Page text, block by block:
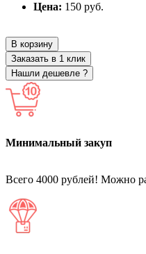
Цена: 150 руб.
В корзину
Заказать в 1 клик
Нашли дешевле ?
Минимальный закуп
Всего 4000 рублей! Можно